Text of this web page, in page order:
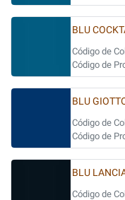
BLU
Código de
Código de
BLU
Código de
Código de
BLU
Código de